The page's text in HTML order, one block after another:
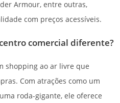
Armour, entre outras,
com preços acessíveis.
comercial diferente?
shopping ao ar livre que
Com atrações como um
roda-gigante, ele oferece